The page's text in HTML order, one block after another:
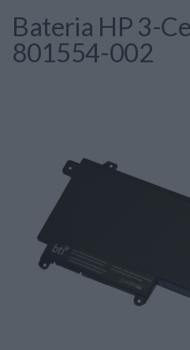
Bateria HP 3-
801554-002